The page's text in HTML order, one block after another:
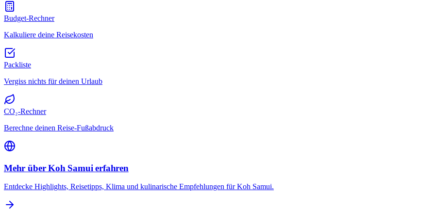
Budget-Rechner
Kalkuliere deine Reisekosten
Packliste
Vergiss nichts für deinen Urlaub
CO₂-Rechner
Berechne deinen Reise-Fußabdruck
Mehr über Koh Samui erfahren
Entdecke Highlights, Reisetipps, Klima und kulinarische Empfehlungen für Koh Samui.